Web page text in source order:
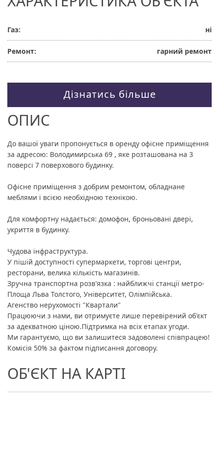
Газ: ні
Ремонт: гарний ремонт
Дізнатись більше
ОПИС
До вашої уваги пропонується в оренду офісне приміщення
за адресою: Володимирська 69 , яке розташована на 3
поверсі 7 поверхового будинку.
Офісне приміщення з добрим ремонтом, обладнане
меблями і всією необхідною технікою.
Для комфортну надається: домофон, броньовані двері,
укриття в будинку.
Чудова інфраструктура.
У пішій доступності супермаркети, торгові центри,
ресторани, велика кількість магазинів.
Зручна транспортна розв'язка : найближчі станції метро-
Площа Льва Толстого, Університет, Олімпійська.
Агенство нерухомості "Квартали"
Працюючи з нами, ви отримуєте лише перевірений об'єкт
за адекватною ціною.Підтримка на всіх етапах угоди.
Ми гарантуємо, що ви залишитеся задоволені співпрацею!
Комісія 50% за фактом підписання договору.
ОБ'ЄКТ НА КАРТІ